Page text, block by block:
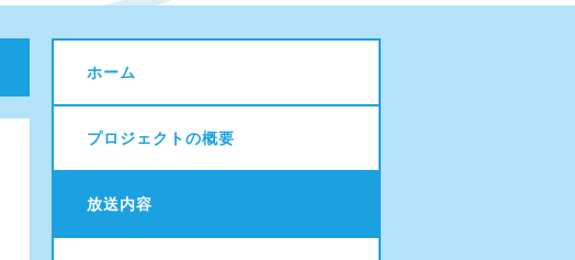
ホーム
プロジェクトの概要
放送内容